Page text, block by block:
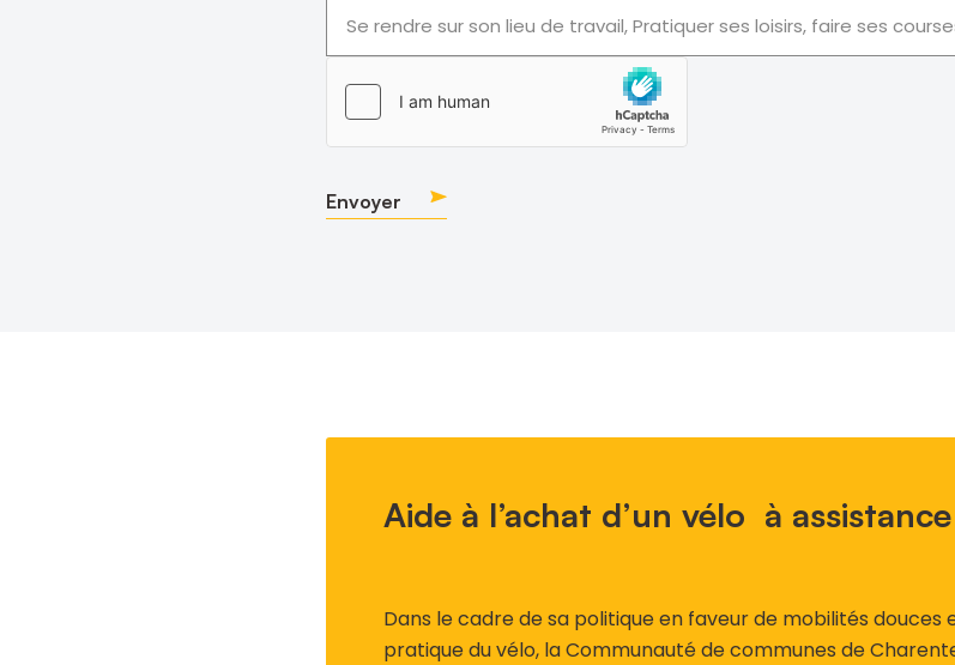
Envoyer
Aide à l’achat d’un vélo à
Dans le cadre de sa politique en faveur de mobilités
pratique du vélo, la Communauté de communes de